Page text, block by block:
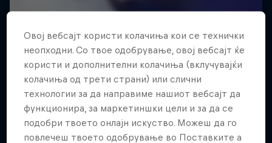
Овој вебсајт користи колачиња кои се технички
неопходни. Со твое одобрување, овој вебсајт ќе
користи и дополнителни колачиња (вклучувајќи
колачиња од трети страни) или слични
технологии за да направиме нашиот вебсајт да
функционира, за маркетиншки цели и за да се
подобри твоето онлајн искуство. Можеш да го
повлечеш твоето одобрување во Поставките а